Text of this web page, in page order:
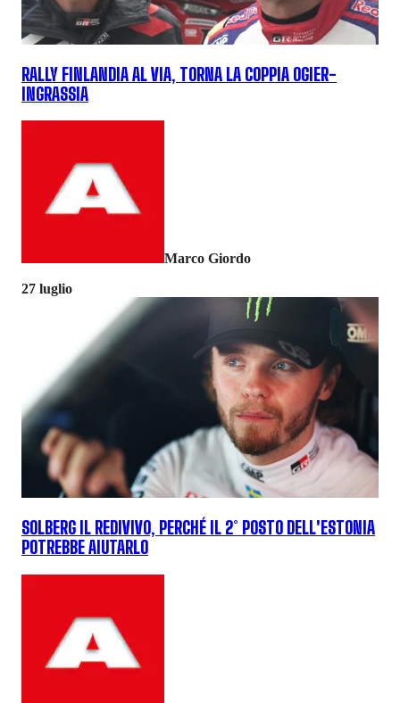
RALLY FINLANDIA AL VIA, TORNA LA COPPIA OGIER-
INGRASSIA
Marco Giordo
27 luglio
SOLBERG IL REDIVIVO, PERCHÉ IL 2° POSTO DELL'ESTONIA
POTREBBE AIUTARLO